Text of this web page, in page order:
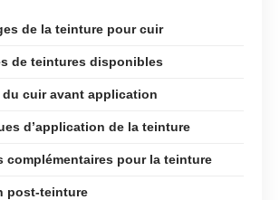
de la teinture pour cuir
de teintures disponibles
du cuir avant application
d’application de la teinture
complémentaires pour la teinture
post-teinture